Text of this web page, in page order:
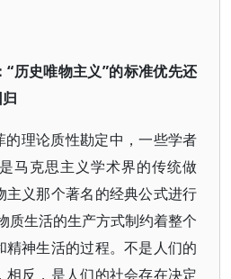
“历史唯物主义”的标准优先还
的理论质性勘定中，一些学者
马克思主义学术界的传统做
主义那个著名的经典公式进行
质生活的生产方式制约着整个
神生活的过程。不是人们的
反，是人们的社会存在决定